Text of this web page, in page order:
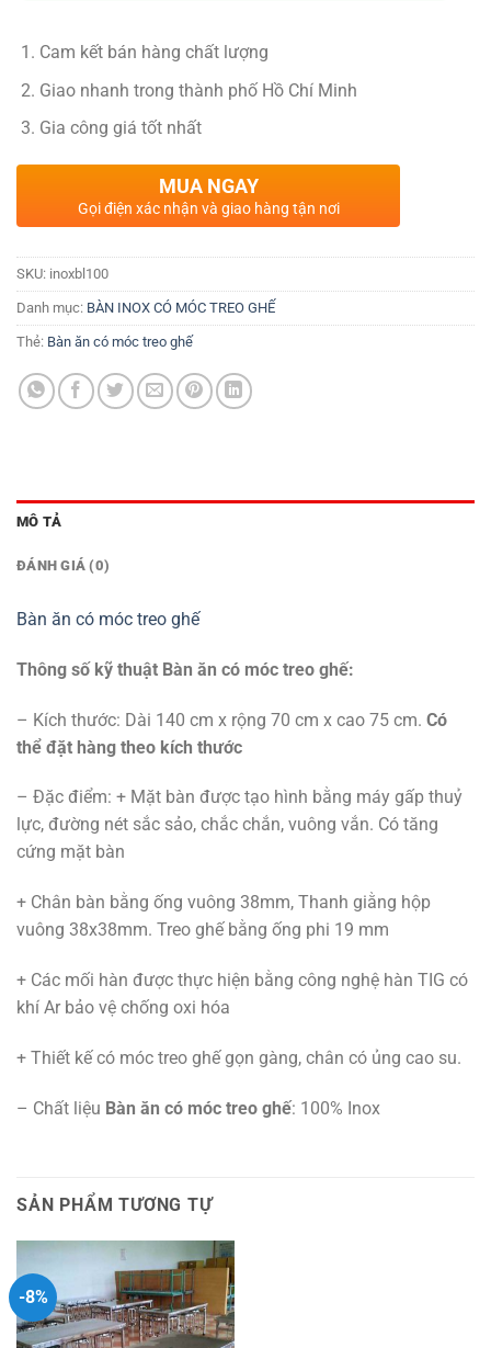
Cam kết bán hàng chất lượng
Giao nhanh trong thành phố Hồ Chí Minh
Gia công giá tốt nhất
MUA NGAY
Gọi điện xác nhận và giao hàng tận nơi
SKU: inoxbl100
Danh mục: BÀN INOX CÓ MÓC TREO GHẾ
Thẻ: Bàn ăn có móc treo ghế
MÔ TẢ
ĐÁNH GIÁ (0)
Bàn ăn có móc treo ghế
Thông số kỹ thuật Bàn ăn có móc treo ghế:
– Kích thước: Dài 140 cm x rộng 70 cm x cao 75 cm. Có
thể đặt hàng theo kích thước
– Đặc điểm: + Mặt bàn được tạo hình bằng máy gấp thuỷ
lực, đường nét sắc sảo, chắc chắn, vuông vắn. Có tăng
cứng mặt bàn
+ Chân bàn bằng ống vuông 38mm, Thanh giằng hộp
vuông 38x38mm. Treo ghế bằng ống phi 19 mm
+ Các mối hàn được thực hiện bằng công nghệ hàn TIG có
khí Ar bảo vệ chống oxi hóa
+ Thiết kế có móc treo ghế gọn gàng, chân có ủng cao su.
– Chất liệu Bàn ăn có móc treo ghế: 100% Inox
SẢN PHẨM TƯƠNG TỰ
-8%